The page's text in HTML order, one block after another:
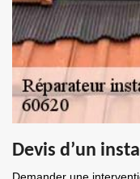
Devis d’un